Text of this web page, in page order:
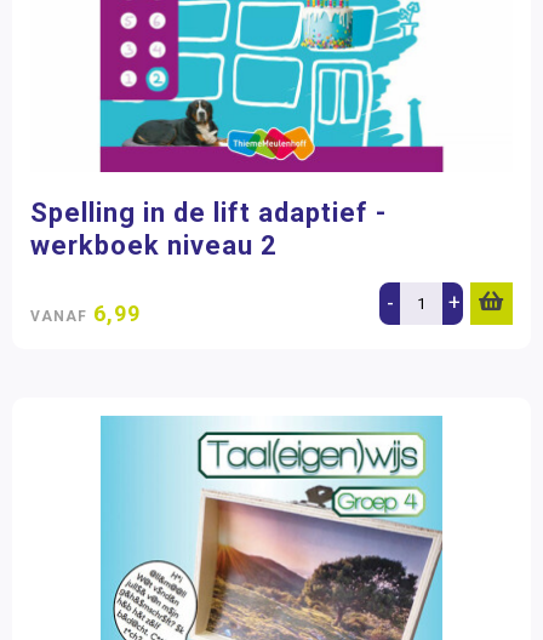
Spelling in de lift adaptief -
werkboek niveau 2
VANAF 6,99 - +